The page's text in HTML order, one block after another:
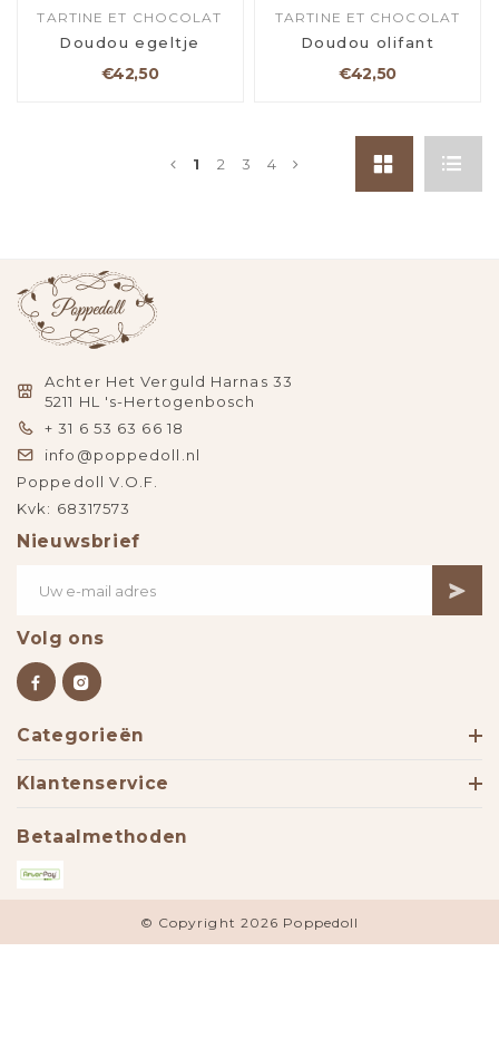
TARTINE ET CHOCOLAT
Doudou egeltje
€42,50
TARTINE ET CHOCOLAT
Doudou olifant
€42,50
1 2 3 4
Achter Het Verguld Harnas 33
5211 HL 's-Hertogenbosch
+ 31 6 53 63 66 18
info@poppedoll.nl
Poppedoll V.O.F.
Kvk: 68317573
Nieuwsbrief
Volg ons
Categorieën
Klantenservice
Betaalmethoden
© Copyright 2026 Poppedoll